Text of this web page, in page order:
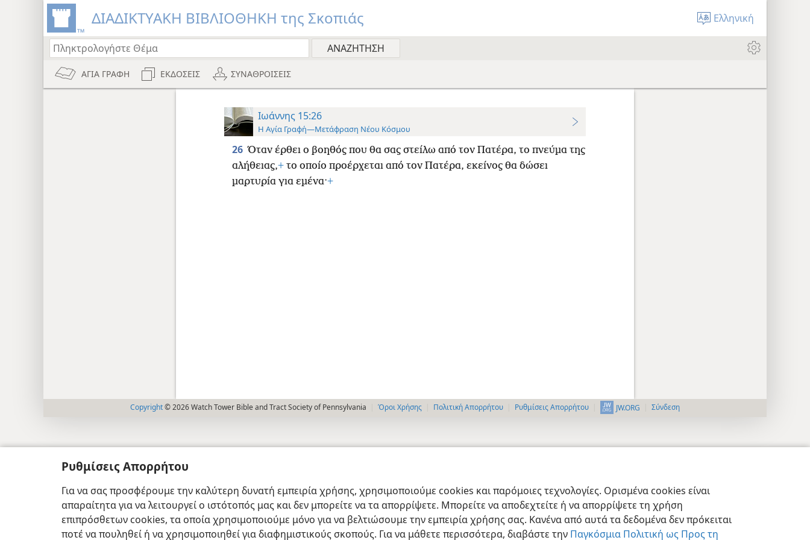
Ρυθμίσεις Απορρήτου
Για να σας προσφέρουμε την καλύτερη δυνατή εμπειρία χρήσης, χρησιμοποιούμε cookies και παρόμοιες τεχνολογίες. Ορισμένα cookies είναι
απαραίτητα για να λειτουργεί ο ιστότοπός μας και δεν μπορείτε να τα απορρίψετε. Μπορείτε να αποδεχτείτε ή να απορρίψετε τη χρήση
επιπρόσθετων cookies, τα οποία χρησιμοποιούμε μόνο για να βελτιώσουμε την εμπειρία χρήσης σας. Κανένα από αυτά τα δεδομένα δεν πρόκειται
ποτέ να πουληθεί ή να χρησιμοποιηθεί για διαφημιστικούς σκοπούς. Για να μάθετε περισσότερα, διαβάστε την Παγκόσμια Πολιτική ως Προς τη
ΔΙΑΔΙΚΤΥΑΚΗ ΒΙΒΛΙΟΘΗΚΗ της Σκοπιάς Ελληνική
ΑΓΙΑ ΓΡΑΦΗ ΕΚΔΟΣΕΙΣ ΣΥΝΑΘΡΟΙΣΕΙΣ
Ιωάννης 15:26
Η Αγία Γραφή—Μετάφραση Νέου Κόσμου
26 Όταν έρθει ο βοηθός που θα σας στείλω από τον Πατέρα, το πνεύμα της
αλήθειας,+το οποίο προέρχεται από τον Πατέρα, εκείνος θα δώσει
μαρτυρία για εμένα·+
Copyright© 2026 Watch Tower Bible and Tract Society of Pennsylvania Όροι Χρήσης Πολιτική Απορρήτου Ρυθμίσεις Απορρήτου JW.ORG Σύνδεση